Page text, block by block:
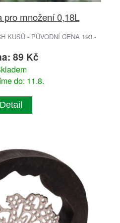
pro množení 0,18L
KUSŮ - PŮVODNÍ CENA 193.-
89 Kč
do: 11.8.
Detail